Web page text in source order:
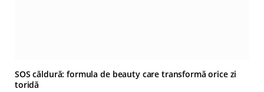
SOS căldură: formula de beauty care transformă orice zi
toridă